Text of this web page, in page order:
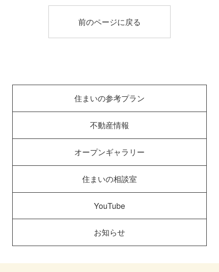
前のページに戻る
住まいの参考プラン
不動産情報
オープンギャラリー
住まいの相談室
YouTube
お知らせ